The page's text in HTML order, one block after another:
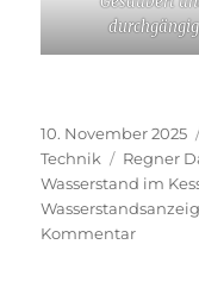
durchgängig
Veröffentlicht
am
10. November 2025
Technik
Regner
Wasserstand im
Kommentarzu